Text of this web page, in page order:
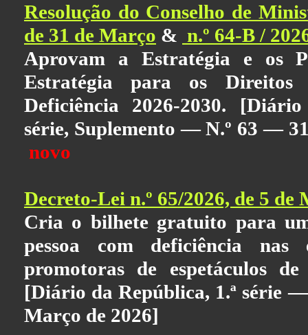
Resolução do Conselho de
de 31 de Março & n.º 64-B /
Aprovam a Estratégia e os
Estratégia para os Direitos
Deficiência 2026-2030.
série, Suplemento — N.º 63 —
novo
Decreto-Lei n.º 65/2026, de 5 de
Cria o bilhete gratuito para
pessoa com deficiência nas
promotoras de espetáculos
[Diário da República, 1.ª série
Março de 2026]